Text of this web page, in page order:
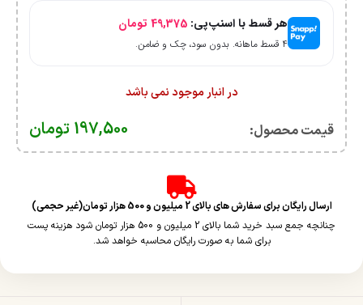
هر قسط با اسنپ‌پی: 49,375 تومان
۴ قسط ماهانه. بدون سود، چک و ضامن.
در انبار موجود نمی باشد
قیمت محصول:​ 197,500 تومان
ارسال رایگان برای سفارش های بالای 2 میلیون و 500 هزار تومان(غیر حجمی)
چنانچه جمع سبد خرید شما بالای 2 میلیون و 500 هزار تومان شود هزینه پست
برای شما به صورت رایگان محاسبه خواهد شد.